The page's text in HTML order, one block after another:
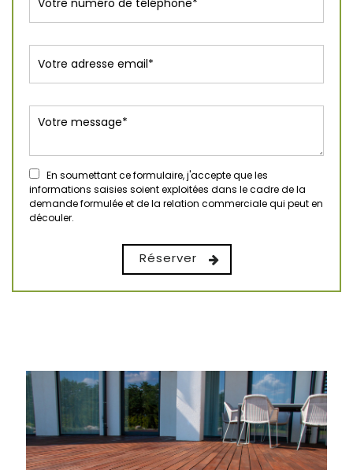
En soumettant ce formulaire, j'accepte que les
informations saisies soient exploitées dans le cadre de la
demande formulée et de la relation commerciale qui peut en
découler.